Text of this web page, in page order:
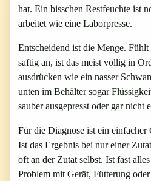
hat. Ein bisschen Restfeuchte ist
arbeitet wie eine Laborpresse.
Entscheidend ist die Menge.
saftig an, ist das meist völlig in
ausdrücken wie ein nasser
unten im Behälter sogar
sauber ausgepresst oder gar nicht
Für die Diagnose ist ein einfacher
Ist das Ergebnis bei nur einer
oft an der Zutat selbst. Ist fast
Problem mit Gerät, Fütterung